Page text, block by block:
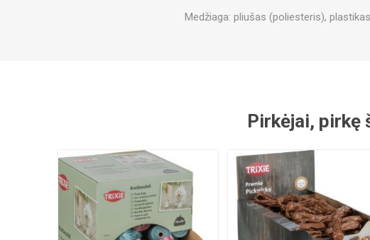
Medžiaga: pliušas (poliesteris),
Pirkėjai, pirkę